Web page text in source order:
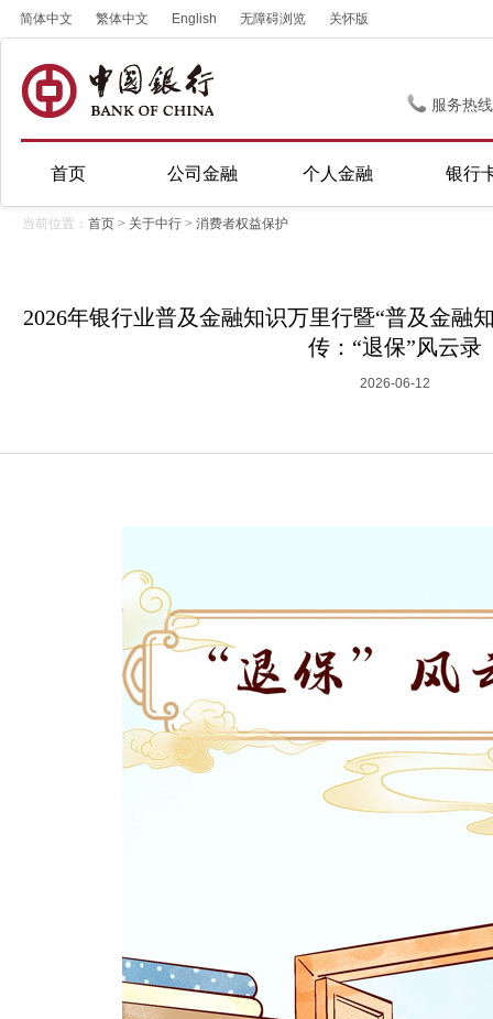
简体中文 繁体中文 English 无障碍浏览 关怀版
服务热
首页 公司金融 个人金融 银行
当前位置： 首页 > 关于中行 > 消费者权益保护
2026年银行业普及金融知识万里行暨“普及金融
传：“退保”风云录
2026-06-12